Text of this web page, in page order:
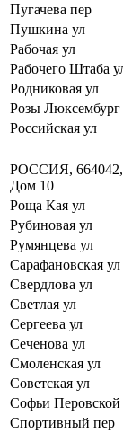
Пугачева пер
Пушкина ул
Рабочая ул
Рабочего Штаба
Родниковая ул
Розы Люксембург
Российская ул
РОССИЯ, 664042,
Дом 10
Роща Кая ул
Рубиновая ул
Румянцева ул
Сарафановская ул
Свердлова ул
Светлая ул
Сергеева ул
Сеченова ул
Смоленская ул
Советская ул
Софьи Перовской
Спортивный пер